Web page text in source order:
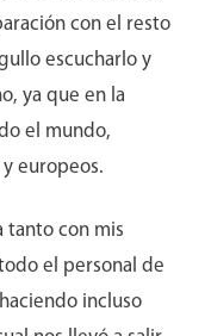
con el resto
escucharlo y
ya que en la
el mundo,
europeos.
tanto con mis
el personal de
incluso